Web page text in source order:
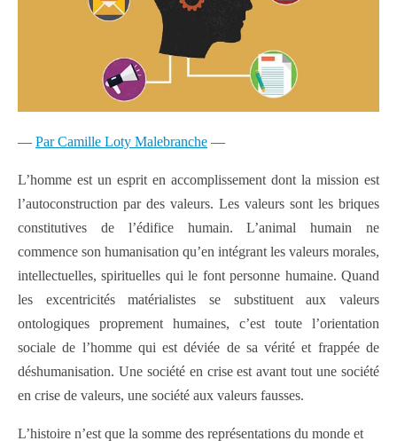
— Par Camille Loty Malebranche —
L’homme est un esprit en accomplissement dont la mission est
l’autoconstruction par des valeurs. Les valeurs sont les briques
constitutives de l’édifice humain. L’animal humain ne
commence son humanisation qu’en intégrant les valeurs morales,
intellectuelles, spirituelles qui le font personne humaine. Quand
les excentricités matérialistes se substituent aux valeurs
ontologiques proprement humaines, c’est toute l’orientation
sociale de l’homme qui est déviée de sa vérité et frappée de
déshumanisation. Une société en crise est avant tout une société
en crise de valeurs, une société aux valeurs fausses.
L’histoire n’est que la somme des représentations du monde et